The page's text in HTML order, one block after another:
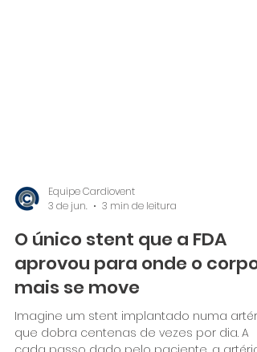
Equipe Cardiovent
3 min de leitura
O único stent que a FDA
aprovou para onde o corpo
mais se move